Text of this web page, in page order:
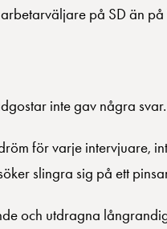
på SD än
inte gav några
för varje intervjuare,
slingra sig på ett
och utdragna